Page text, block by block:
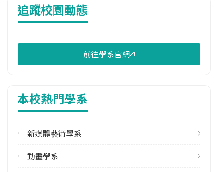
97.62%
校際選課人數
3
113學年度下學期
學系電話
追蹤校園動態
前往學系官網
本校熱門學系
新媒體藝術學系
動畫學系